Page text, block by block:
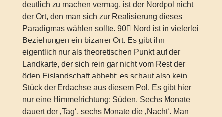
deutlich zu machen vermag, ist der Nordpol nicht
der Ort, den man sich zur Realisierung dieses
Paradigmas wählen sollte. 90 Nord ist in vielerlei
Beziehungen ein bizarrer Ort. Es gibt ihn
eigentlich nur als theoretischen Punkt auf der
Landkarte, der sich rein gar nicht vom Rest der
öden Eislandschaft abhebt; es schaut also kein
Stück der Erdachse aus diesem Pol. Es gibt hier
nur eine Himmelrichtung: Süden. Sechs Monate
dauert der ‚Tag‘, sechs Monate die ‚Nacht‘. Man